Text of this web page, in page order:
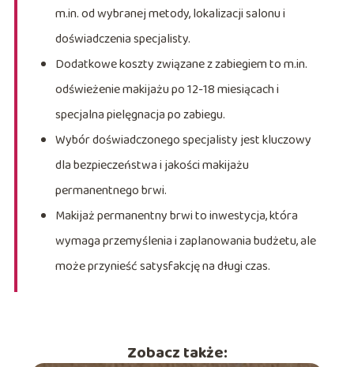
m.in. od wybranej metody, lokalizacji salonu i
doświadczenia specjalisty.
Dodatkowe koszty związane z zabiegiem to m.in.
odświeżenie makijażu po 12-18 miesiącach i
specjalna pielęgnacja po zabiegu.
Wybór doświadczonego specjalisty jest kluczowy
dla bezpieczeństwa i jakości makijażu
permanentnego brwi.
Makijaż permanentny brwi to inwestycja, która
wymaga przemyślenia i zaplanowania budżetu, ale
może przynieść satysfakcję na długi czas.
Zobacz także: